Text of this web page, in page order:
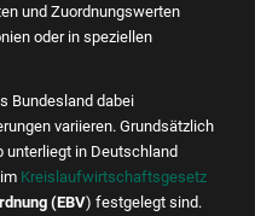
und Zuordnungswerten
oder in speziellen
Bundesland dabei
variieren. Grundsätzlich
unterliegt in Deutschland
Kreislaufwirtschaftsgesetz
(EBV) festgelegt sind.